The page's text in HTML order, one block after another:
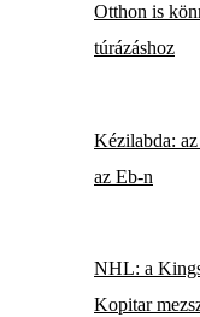
Otthon is
túrázáshoz
Kézilabda:
az Eb-n
NHL: a
Kopitar